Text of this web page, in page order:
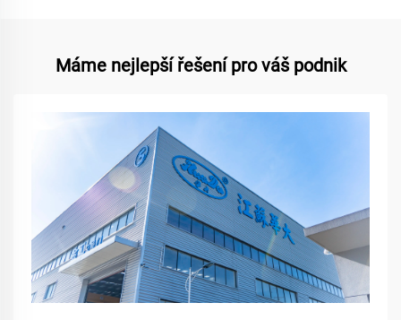
Máme nejlepší řešení pro váš podnik